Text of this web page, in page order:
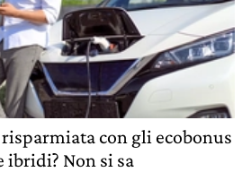
risparmiata con gli ecobonus
Non si sa